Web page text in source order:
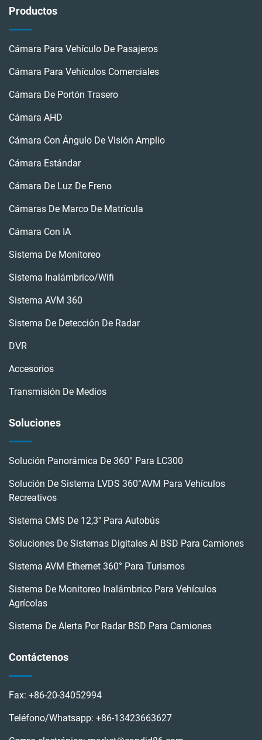
Descargar Catálogo
Productos
Cámara Para Vehículo De Pasajeros
Cámara Para Vehículos Comerciales
Cámara De Portón Trasero
Cámara AHD
Cámara Con Ángulo De Visión Amplio
Cámara Estándar
Cámara De Luz De Freno
Cámaras De Marco De Matrícula
Cámara Con IA
Sistema De Monitoreo
Sistema Inalámbrico/wifi
Sistema AVM 360
Sistema De Detección De Radar
DVR
Accesorios
Transmisión De Medios
Soluciones
Solución Panorámica De 360° Para LC300
Solución De Sistema LVDS 360°AVM Para Vehículos
Recreativos
Sistema CMS De 12,3'' Para Autobús
Soluciones De Sistemas Digitales AI BSD Para Camiones
Sistema AVM Ethernet 360° Para Turismos
Sistema De Monitoreo Inalámbrico Para Vehículos
Agrícolas
Sistema De Alerta Por Radar BSD Para Camiones
Contáctenos
Fax: +86-20-34052994
Teléfono/Whatsapp: +86-13423663627